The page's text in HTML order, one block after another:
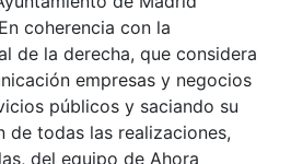
coherencia con la
de la derecha, que considera
empresas y negocios
públicos y saciando su
de todas las realizaciones,
del equipo de Ahora